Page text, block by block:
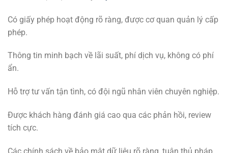
Có giấy phép hoạt động rõ ràng, được cơ quan quản lý cấp
phép.
Thông tin minh bạch về lãi suất, phí dịch vụ, không có phí
ẩn.
Hỗ trợ tư vấn tận tình, có đội ngũ nhân viên chuyên nghiệp.
Được khách hàng đánh giá cao qua các phản hồi, review
tích cực.